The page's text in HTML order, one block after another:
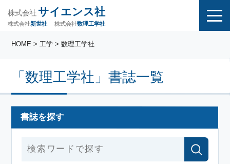
株式会社 サイエンス社
株式会社新世社 株式会社数理工学社
「数理工学社」書誌一覧
HOME > 工学 > 数理工学社
書誌を探す